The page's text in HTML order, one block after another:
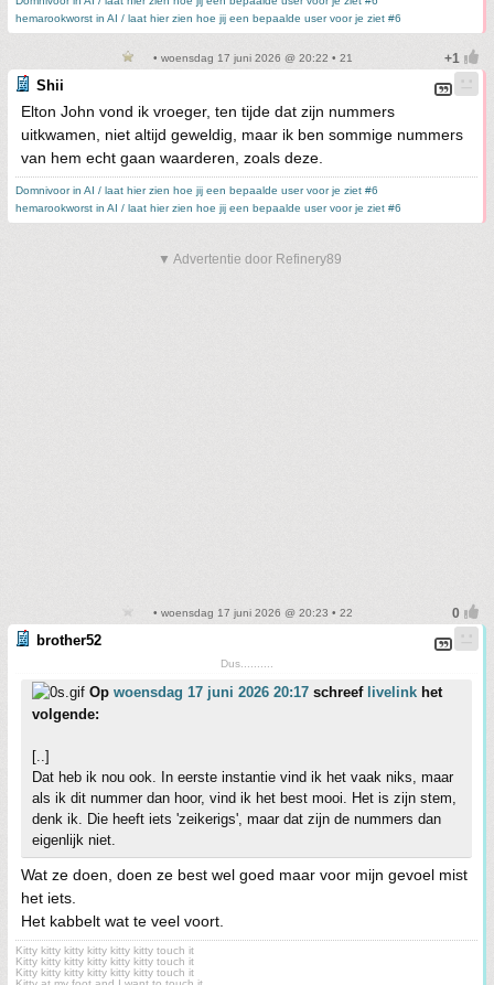
hemarookworst in AI / laat hier zien hoe jij een bepaalde user voor je ziet #6
• woensdag 17 juni 2026 @ 20:22 • 21
Shii
Elton John vond ik vroeger, ten tijde dat zijn nummers
uitkwamen, niet altijd geweldig, maar ik ben sommige nummers
van hem echt gaan waarderen, zoals deze.
Domnivoor in AI / laat hier zien hoe jij een bepaalde user voor je ziet #6
hemarookworst in AI / laat hier zien hoe jij een bepaalde user voor je ziet #6
▼ Advertentie door Refinery89
• woensdag 17 juni 2026 @ 20:23 • 22
brother52
Dus..........
Op woensdag 17 juni 2026 20:17 schreef livelink het
volgende:
[..]
Dat heb ik nou ook. In eerste instantie vind ik het vaak niks, maar
als ik dit nummer dan hoor, vind ik het best mooi. Het is zijn stem,
denk ik. Die heeft iets 'zeikerigs', maar dat zijn de nummers dan
eigenlijk niet.
Wat ze doen, doen ze best wel goed maar voor mijn gevoel mist
het iets.
Het kabbelt wat te veel voort.
Kitty kitty kitty kitty kitty kitty touch it
Kitty kitty kitty kitty kitty kitty touch it
Kitty kitty kitty kitty kitty kitty touch it